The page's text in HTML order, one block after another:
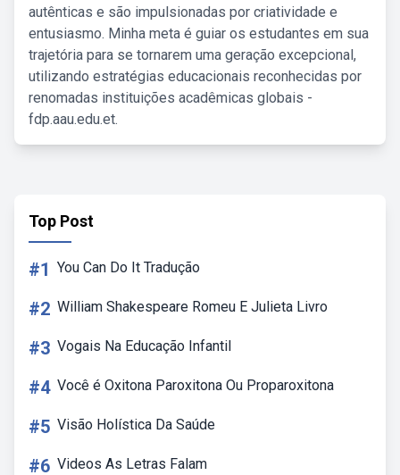
autênticas e são impulsionadas por criatividade e
entusiasmo. Minha meta é guiar os estudantes em sua
trajetória para se tornarem uma geração excepcional,
utilizando estratégias educacionais reconhecidas por
renomadas instituições acadêmicas globais -
fdp.aau.edu.et.
Top Post
#1 You Can Do It Tradução
#2 William Shakespeare Romeu E Julieta Livro
#3 Vogais Na Educação Infantil
#4 Você é Oxitona Paroxitona Ou Proparoxitona
#5 Visão Holística Da Saúde
#6 Videos As Letras Falam